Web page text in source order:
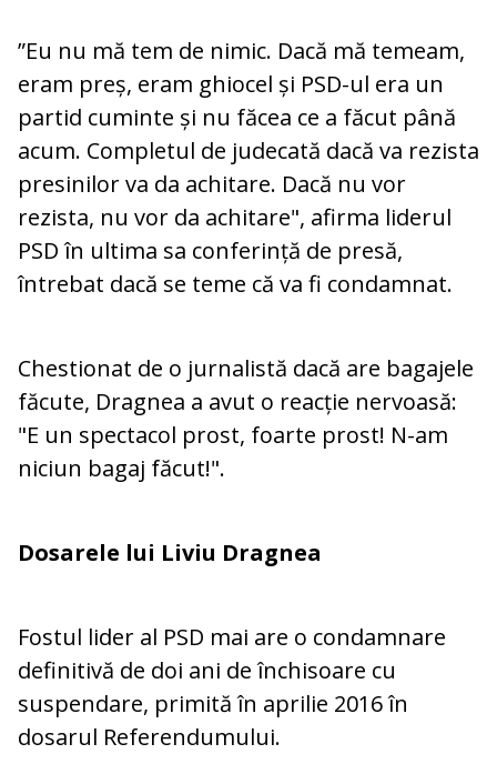
”Eu nu mă tem de nimic. Dacă mă temeam,
eram preș, eram ghiocel și PSD-ul era un
partid cuminte și nu făcea ce a făcut până
acum. Completul de judecată dacă va rezista
presinilor va da achitare. Dacă nu vor
rezista, nu vor da achitare", afirma liderul
PSD în ultima sa conferință de presă,
întrebat dacă se teme că va fi condamnat.
Chestionat de o jurnalistă dacă are bagajele
făcute, Dragnea a avut o reacție nervoasă:
"E un spectacol prost, foarte prost! N-am
niciun bagaj făcut!".
Dosarele lui Liviu Dragnea
Fostul lider al PSD mai are o condamnare
definitivă de doi ani de închisoare cu
suspendare, primită în aprilie 2016 în
dosarul Referendumului.